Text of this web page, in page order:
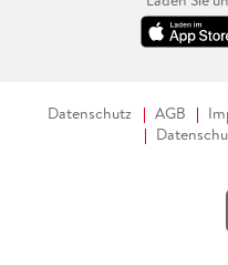
Datenschutz AGB